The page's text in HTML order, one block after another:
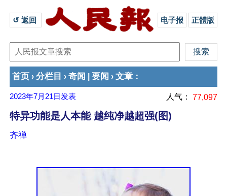
↺ 返回 电子报 正體版
首页 › 分栏目 › 奇闻 要闻 › 文章 ：
2023年7月21日 发表 人气： 77,097
特异功能是人本能 越纯净越超强(图)
齐禅